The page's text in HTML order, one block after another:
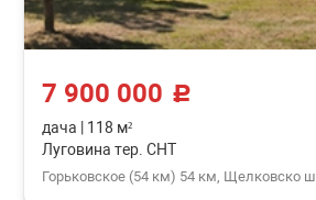
7 900 000 c
дача
118 м²
Луговина тер. СНТ
Горьковское (54 км) 54 км, Щелковско